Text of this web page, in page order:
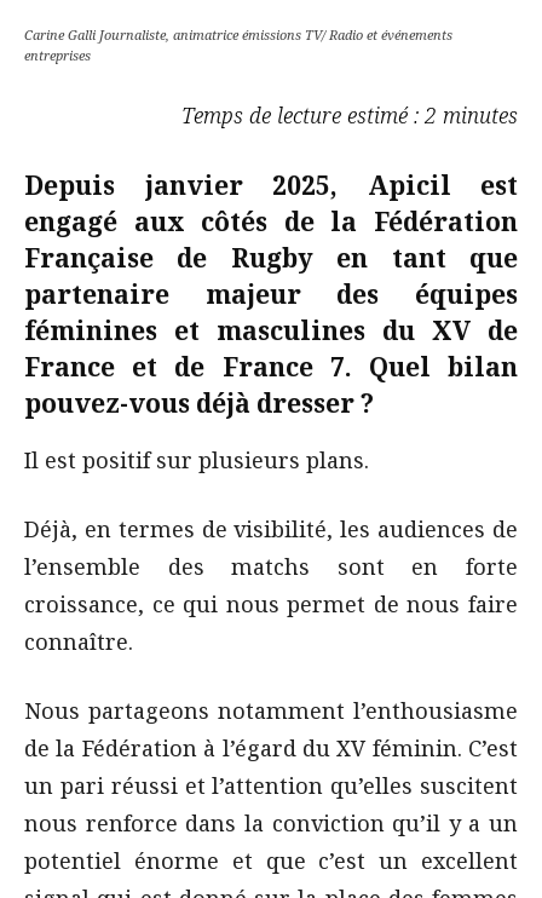
Carine Galli Journaliste, animatrice émissions TV/ Radio et événements
entreprises
Temps de lecture estimé : 2 minutes
Depuis janvier 2025, Apicil est
engagé aux côtés de la Fédération
Française de Rugby en tant que
partenaire majeur des équipes
féminines et masculines du XV de
France et de France 7. Quel bilan
pouvez-vous déjà dresser ?
Il est positif sur plusieurs plans.
Déjà, en termes de visibilité, les audiences de
l’ensemble des matchs sont en forte
croissance, ce qui nous permet de nous faire
connaître.
Nous partageons notamment l’enthousiasme
de la Fédération à l’égard du XV féminin. C’est
un pari réussi et l’attention qu’elles suscitent
nous renforce dans la conviction qu’il y a un
potentiel énorme et que c’est un excellent